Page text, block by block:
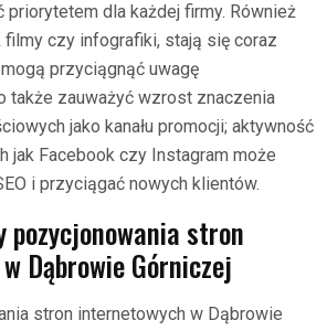
dla każdej firmy. Również
filmy czy infografiki, stają się coraz
przyciągnąć uwagę
także zauważyć wzrost znaczenia
jako kanału promocji; aktywność
jak Facebook czy Instagram może
i przyciągać nowych klientów.
pozycjonowania stron
Dąbrowie Górniczej
stron internetowych w Dąbrowie